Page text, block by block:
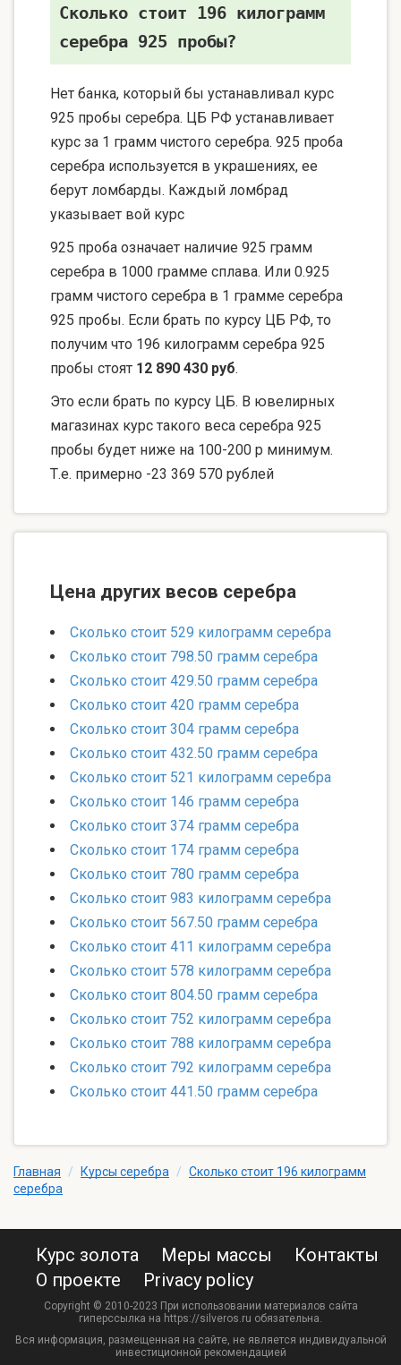
Сколько стоит 196 килограмм
серебра 925 пробы?
Нет банка, который бы устанавливал курс
925 пробы серебра. ЦБ РФ устанавливает
курс за 1 грамм чистого серебра. 925 проба
серебра используется в украшениях, ее
берут ломбарды. Каждый ломбрад
указывает вой курс
925 проба означает наличие 925 грамм
серебра в 1000 грамме сплава. Или 0.925
грамм чистого серебра в 1 грамме серебра
925 пробы. Если брать по курсу ЦБ РФ, то
получим что 196 килограмм серебра 925
пробы стоят 12 890 430 руб.
Это если брать по курсу ЦБ. В ювелирных
магазинах курс такого веса серебра 925
пробы будет ниже на 100-200 р минимум.
Т.е. примерно -23 369 570 рублей
Цена других весов серебра
Сколько стоит 529 килограмм серебра
Сколько стоит 798.50 грамм серебра
Сколько стоит 429.50 грамм серебра
Сколько стоит 420 грамм серебра
Сколько стоит 304 грамм серебра
Сколько стоит 432.50 грамм серебра
Сколько стоит 521 килограмм серебра
Сколько стоит 146 грамм серебра
Сколько стоит 374 грамм серебра
Сколько стоит 174 грамм серебра
Сколько стоит 780 грамм серебра
Сколько стоит 983 килограмм серебра
Сколько стоит 567.50 грамм серебра
Сколько стоит 411 килограмм серебра
Сколько стоит 578 килограмм серебра
Сколько стоит 804.50 грамм серебра
Сколько стоит 752 килограмм серебра
Сколько стоит 788 килограмм серебра
Сколько стоит 792 килограмм серебра
Сколько стоит 441.50 грамм серебра
Главная / Курсы серебра / Сколько стоит 196 килограмм
серебра
Курс золота Меры массы
Контакты
О проекте
Privacy policy
Copyright © 2010-2023 При использовании материалов сайта
гиперссылка на https://silveros.ru обязательна.
Вся информация, размещенная на сайте, не является индивидуальной
инвестиционной рекомендацией